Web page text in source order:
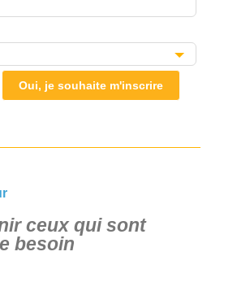
Oui, je souhaite m'inscrire
ceux qui sont
besoin